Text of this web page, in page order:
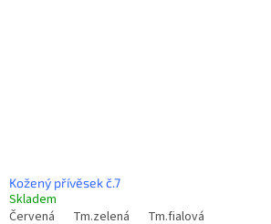
Kožený přívěsek č.7
Skladem
Červená
Tm.zelená
Tm.fialová